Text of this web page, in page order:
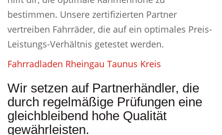
bestimmen. Unsere zertifizierten Partner
vertreiben Fahrräder, die auf ein optimales Preis-
Leistungs-Verhältnis getestet werden.
Fahrradladen Rheingau Taunus Kreis
Wir setzen auf Partnerhändler, die
durch regelmäßige Prüfungen eine
gleichbleibend hohe Qualität
gewährleisten.